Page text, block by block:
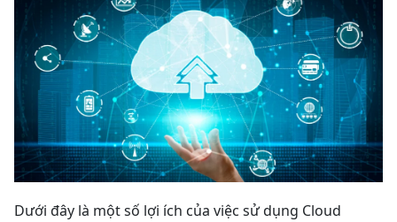
Dưới đây là một số lợi ích của việc sử dụng Cloud